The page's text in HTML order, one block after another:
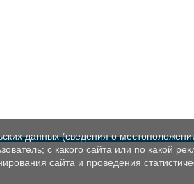
данных (сведения о
с какого сайта или по какой
сайта и проведения